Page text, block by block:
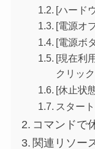
[ハード
[電源オ
[電源ボ
[現在利
クリッ
[休止状
スター
コマンドで
関連リソー